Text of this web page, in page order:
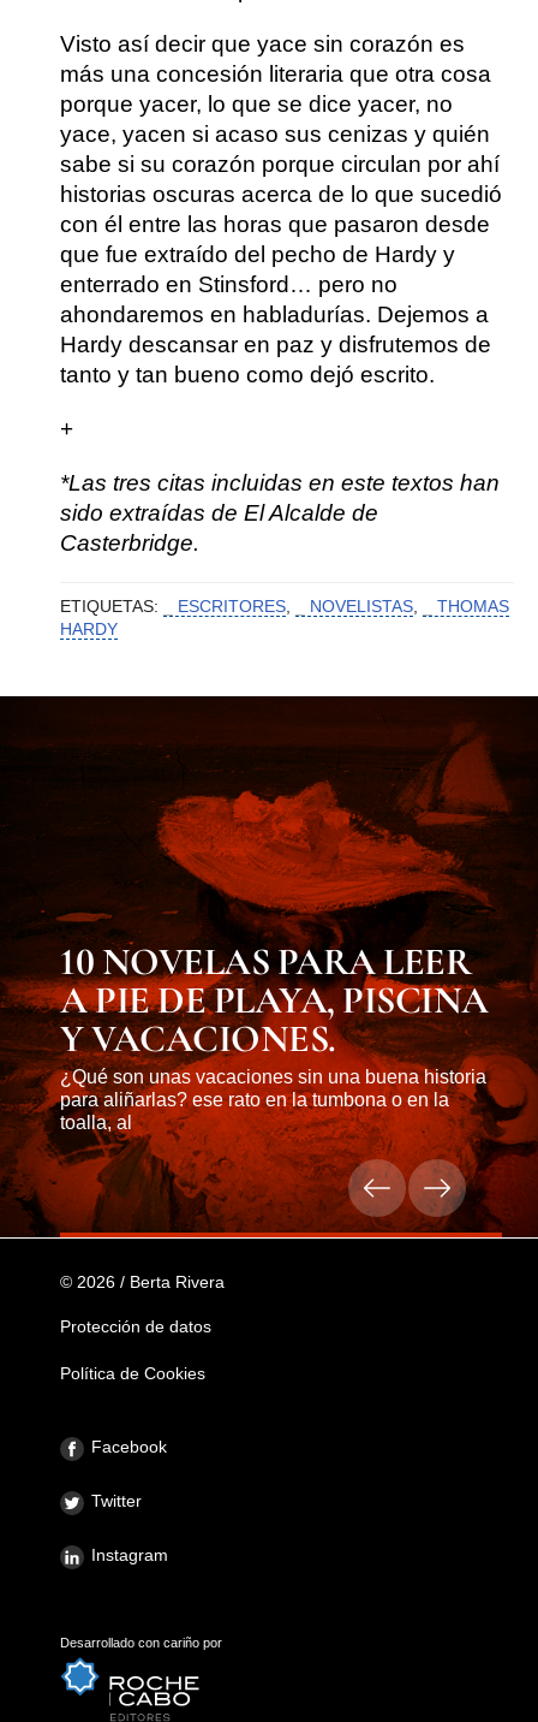
Visto así decir que yace sin corazón es
más una concesión literaria que otra cosa
porque yacer, lo que se dice yacer, no
yace, yacen si acaso sus cenizas y quién
sabe si su corazón porque circulan por ahí
historias oscuras acerca de lo que sucedió
con él entre las horas que pasaron desde
que fue extraído del pecho de Hardy y
enterrado en Stinsford… pero no
ahondaremos en habladurías. Dejemos a
Hardy descansar en paz y disfrutemos de
tanto y tan bueno como dejó escrito.
+
*Las tres citas incluidas en este textos han
sido extraídas de El Alcalde de
Casterbridge.
ETIQUETAS: ESCRITORES, NOVELISTAS,
THOMAS
HARDY
10 NOVELAS PARA LEER
A PIE DE PLAYA, PISCINA
Y VACACIONES.
¿Qué son unas vacaciones sin una buena historia
para aliñarlas? ese rato en la tumbona o en la
toalla, al
© 2026 / Berta Rivera
Protección de datos
Política de Cookies
Facebook
Twitter
Instagram
Desarrollado con cariño por